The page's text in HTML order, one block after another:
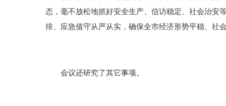
态，毫不放松地抓好安全生产、信访稳定、社会治安
排、应急值守从严从实，确保全市经济形势平稳、社
会议还研究了其它事项。